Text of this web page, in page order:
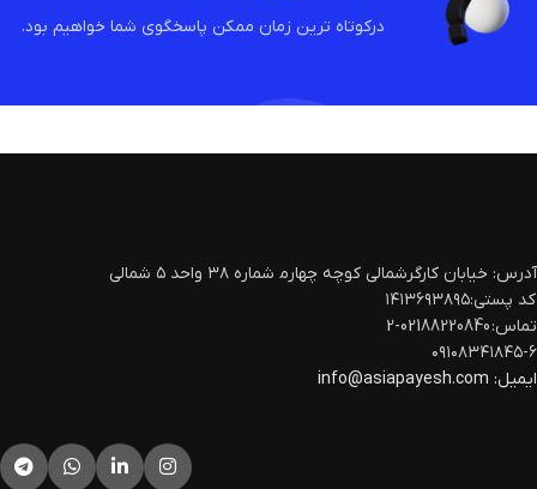
درکوتاه ترین زمان ممکن پاسخگوی شما خواهیم بود.
آدرس: خیابان کارگرشمالی کوچه چهارم‍ شماره ۳۸ واحد ۵ شمالی
کد پستی:۱۴۱۳۶۹۳۸۹۵
تماس: 02188220840-2
۰۹۱۰۸۳۴۱۸۴۵-۶
ایمیل: